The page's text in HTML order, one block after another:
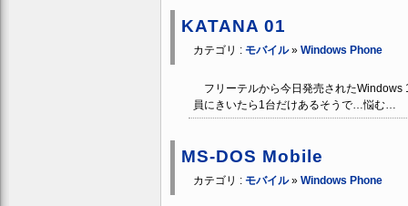
KATANA 01
カテゴリ : モバイル» Windows Phone
フリーテルから今日発売されたWindows
員にきいたら1台だけあるそうで…悩む…
MS-DOS Mobile
カテゴリ : モバイル» Windows Phone